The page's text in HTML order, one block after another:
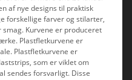
af nye designs til praktisk
forskellige farver og stilarter,
Kurvene er produceret
Plastfletkurvene er
Plastfletkurvene er
som er viklet om
sendes forsvarligt. Disse